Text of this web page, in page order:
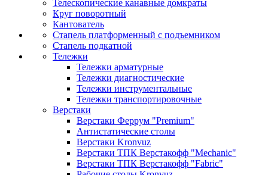
Телескопические канавные домкраты
Круг поворотный
Кантователь
Стапель платформенный с подъемником
Стапель подкатной
Тележки
Тележки арматурные
Тележки диагностические
Тележки инструментальные
Тележки транспортировочные
Верстаки
Верстаки Феррум "Premium"
Антистатические столы
Верстаки Kronvuz
Верстаки ТПК Верстакофф "Mechanic"
Верстаки ТПК Верстакофф "Fabric"